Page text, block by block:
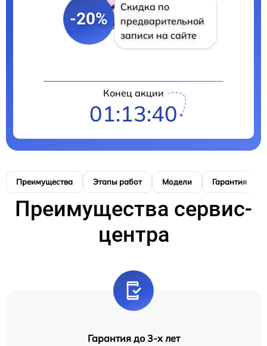
-20%
Скидка по
предварительной
записи на сайте
Конец акции
01:13:40
Преимущества Этапы работ Модели Гарантия
Преимущества сервис-
центра
Гарантия до 3-х лет